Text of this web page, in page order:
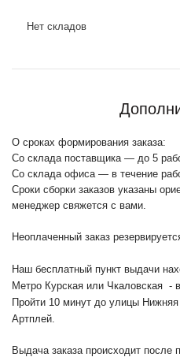
Нет складов
О сроках формирования заказа:
Со склада поставщика — до 5
Со склада офиса — в течение
Сроки сборки заказов указаны
менеджер свяжется с вами.
Неоплаченный заказ
Наш бесплатный пункт выдачи
Метро Курская или Чкаловская -
Пройти 10 минут до улицы
Артплей.
Выдача заказа происходит